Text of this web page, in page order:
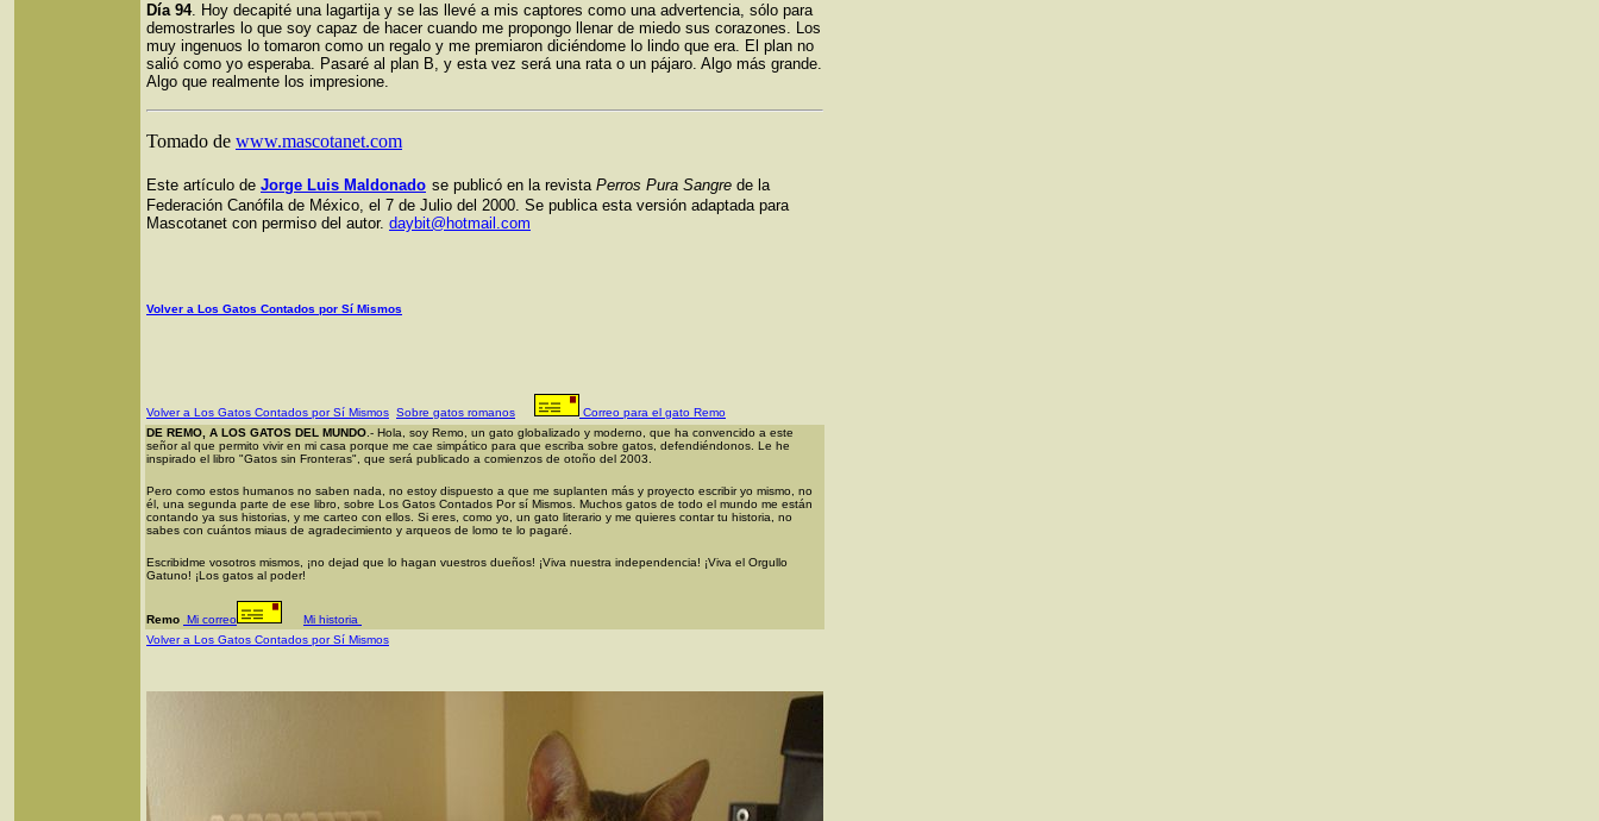
Día 94. Hoy decapité una lagartija y se las llevé a mis captores como una advertencia, sólo para
demostrarles lo que soy capaz de hacer cuando me propongo llenar de miedo sus corazones. Los
muy ingenuos lo tomaron como un regalo y me premiaron diciéndome lo lindo que era. El plan no
salió como yo esperaba. Pasaré al plan B, y esta vez será una rata o un pájaro. Algo más grande.
Algo que realmente los impresione.
Tomado de www.mascotanet.com
Este artículo de Jorge Luis Maldonado se publicó en la revista Perros Pura Sangre de la
Federación Canófila de México, el 7 de Julio del 2000. Se publica esta versión adaptada para
Mascotanet con permiso del autor. daybit@hotmail.com
Volver a Los Gatos Contados por Sí Mismos
Volver a Los Gatos Contados por Sí Mismos Sobre gatos romanos Correo para el gato Remo
DE REMO, A LOS GATOS DEL MUNDO .- Hola, soy Remo, un gato globalizado y moderno, que ha convencido a este
señor al que permito vivir en mi casa porque me cae simpático para que escriba sobre gatos, defendiéndonos. Le he
inspirado el libro "Gatos sin Fronteras", que será publicado a comienzos de otoño del 2003.
Pero como estos humanos no saben nada, no estoy dispuesto a que me suplanten más y proyecto escribir yo mismo, no
él, una segunda parte de ese libro, sobre Los Gatos Contados Por sí Mismos. Muchos gatos de todo el mundo me están
contando ya sus historias, y me carteo con ellos. Si eres, como yo, un gato literario y me quieres contar tu historia, no
sabes con cuántos miaus de agradecimiento y arqueos de lomo te lo pagaré.
Escribidme vosotros mismos, ¡no dejad que lo hagan vuestros dueños! ¡Viva nuestra independencia! ¡Viva el Orgullo
Gatuno! ¡Los gatos al poder!
Remo Mi correo
Mi historia
Volver a Los Gatos Contados por Sí Mismos